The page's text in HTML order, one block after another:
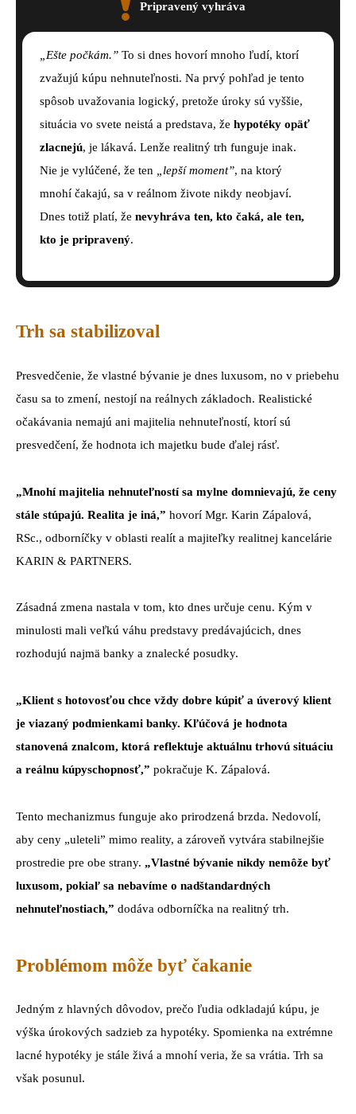
Pripravený vyhráva
„Ešte počkám.” To si dnes hovorí mnoho ľudí, ktorí
zvažujú kúpu nehnuteľnosti. Na prvý pohľad je tento
spôsob uvažovania logický, pretože úroky sú vyššie,
situácia vo svete neistá a predstava, že hypotéky opäť
zlacnejú, je lákavá. Lenže realitný trh funguje inak.
Nie je vylúčené, že ten
„lepší moment”, na ktorý
mnohí čakajú, sa v reálnom živote nikdy neobjaví.
Dnes totiž platí, že nevyhráva ten, kto čaká, ale ten,
kto je pripravený.
Trh sa stabilizoval
Presvedčenie, že vlastné bývanie je dnes luxusom, no v priebehu
času sa to zmení, nestojí na reálnych základoch. Realistické
očakávania nemajú ani majitelia nehnuteľností, ktorí sú
presvedčení, že hodnota ich majetku bude ďalej rásť.
„Mnohí majitelia nehnuteľností sa mylne domnievajú, že ceny
stále stúpajú. Realita je iná,” hovorí Mgr. Karin Zápalová,
RSc., odborníčky v oblasti realít a majiteľky realitnej kancelárie
KARIN & PARTNERS.
Zásadná zmena nastala v tom, kto dnes určuje cenu. Kým v
minulosti mali veľkú váhu predstavy predávajúcich, dnes
rozhodujú najmä banky a znalecké posudky.
„Klient s hotovosťou chce vždy dobre kúpiť a úverový klient
je viazaný podmienkami banky. Kľúčová je hodnota
stanovená znalcom, ktorá reflektuje aktuálnu trhovú situáciu
a reálnu kúpyschopnosť,” pokračuje K. Zápalová.
Tento mechanizmus funguje ako prirodzená brzda. Nedovolí,
aby ceny „uleteli” mimo reality, a zároveň vytvára stabilnejšie
prostredie pre obe strany. „Vlastné bývanie nikdy nemôže byť
luxusom, pokiaľ sa nebavíme o nadštandardných
nehnuteľnostiach,” dodáva odborníčka na realitný trh.
Problémom môže byť čakanie
Jedným z hlavných dôvodov, prečo ľudia odkladajú kúpu, je
výška úrokových sadzieb za hypotéky. Spomienka na extrémne
lacné hypotéky je stále živá a mnohí veria, že sa vrátia. Trh sa
však posunul.